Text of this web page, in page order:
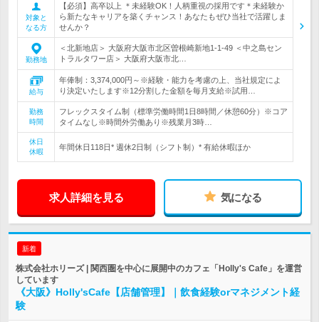
対象と
なる方
【必須】高卒以上 ＊未経験OK！人柄重視の採用です＊未経験か
ら新たなキャリアを築くチャンス！あなたもぜひ当社で活躍しま
せんか？
勤務地
＜北新地店＞ 大阪府大阪市北区曽根崎新地1-1-49 ＜中之島セン
トラルタワー店＞ 大阪府大阪市北…
給与
年俸制：3,374,000円～※経験・能力を考慮の上、当社規定によ
り決定いたします※12分割した金額を毎月支給※試用…
勤務
時間
フレックスタイム制（標準労働時間1日8時間／休憩60分）※コア
タイムなし※時間外労働あり※残業月3時…
休日
休暇
年間休日118日* 週休2日制（シフト制）* 有給休暇ほか
求人詳細を見る 気になる
新着
株式会社ホリーズ | 関西圏を中心に展開中のカフェ「Holly's Cafe」を運営
しています
《大阪》Holly'sCafe【店舗管理】｜飲食経験orマネジメント経
験